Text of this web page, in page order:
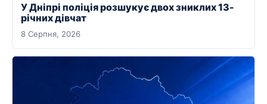
У Дніпрі поліція розшукує двох зниклих 13-
річних дівчат
8 Серпня, 2026